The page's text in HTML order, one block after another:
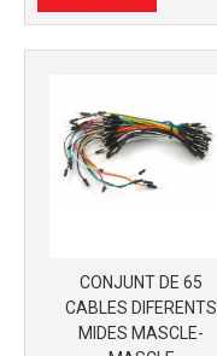
CONJUNT DE 65
CABLES DIFERENTS
MIDES MASCLE-
Más info